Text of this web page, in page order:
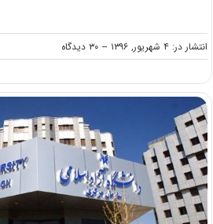
انتشار در: ۴ شهریور, ۱۳۹۶ -- ۳۰ دیدگاه
on
اعلام
نهایی
ظرفیت
ارشد
بدون
آزمون
۹۶
تربیت